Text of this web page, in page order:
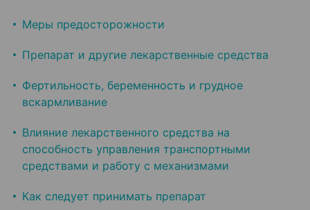
Меры предосторожности
Препарат и другие лекарственные средства
Фертильность, беременность и грудное
вскармливание
Влияние лекарственного средства на
способность управления транспортными
средствами и работу с механизмами
Как следует принимать препарат